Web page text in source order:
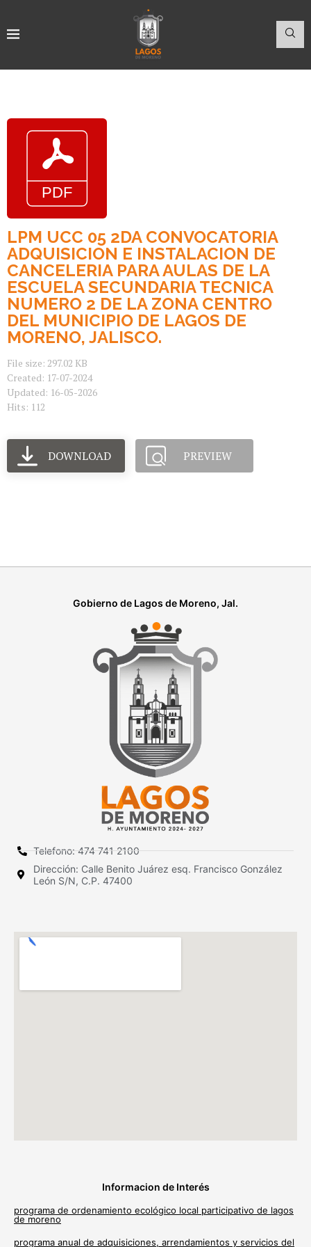
LPM UCC 05 2DA CONVOCATORIA
ADQUISICION E INSTALACION DE
CANCELERIA PARA AULAS DE LA
ESCUELA SECUNDARIA TECNICA
NUMERO 2 DE LA ZONA CENTRO
DEL MUNICIPIO DE LAGOS DE
MORENO, JALISCO.
File size: 297.02 KB
Created: 17-07-2024
Updated: 16-05-2026
Hits: 112
DOWNLOAD PREVIEW
Gobierno de Lagos de Moreno, Jal.
Telefono: 474 741 2100
Dirección: Calle Benito Juárez esq. Francisco González
León S/N, C.P. 47400
Informacion de Interés
programa de ordenamiento ecológico local participativo de lagos
de moreno
programa anual de adquisiciones, arrendamientos y servicios del